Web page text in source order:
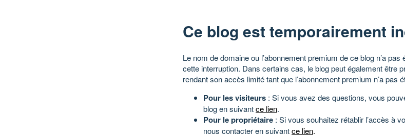
Ce blog est temporairement
Le nom de domaine ou l’abonnement premium de ce blog n’a
cette interruption. Dans certains cas, le blog peut également être
rendant son accès limité tant que l’abonnement premium n’a pas
Pour les visiteurs : Si vous avez des questions, vous
blog en suivantce lien.
Pour le propriétaire : Si vous souhaitez rétablir l’accès à
nous contacter en suivantce lien.